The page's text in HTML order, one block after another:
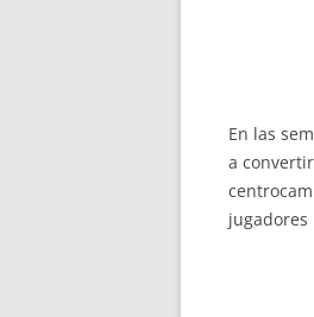
En las
a
jugadores